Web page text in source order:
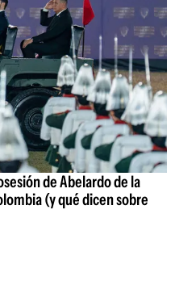
de Abelardo de la
(y qué dicen sobre